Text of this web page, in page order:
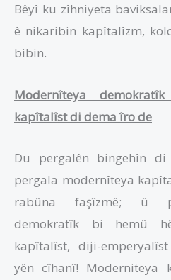
Bêyî ku zîhniyeta
ê nikaribin kapîtalîzm,
bibin.
Modernîteya
kapîtalîst di dema îro de
Du pergalên bingehîn
pergala modernîteya
rabûna faşîzmê; û
demokratîk bi hemû
kapîtalîst, diji-
yên cîhanî!